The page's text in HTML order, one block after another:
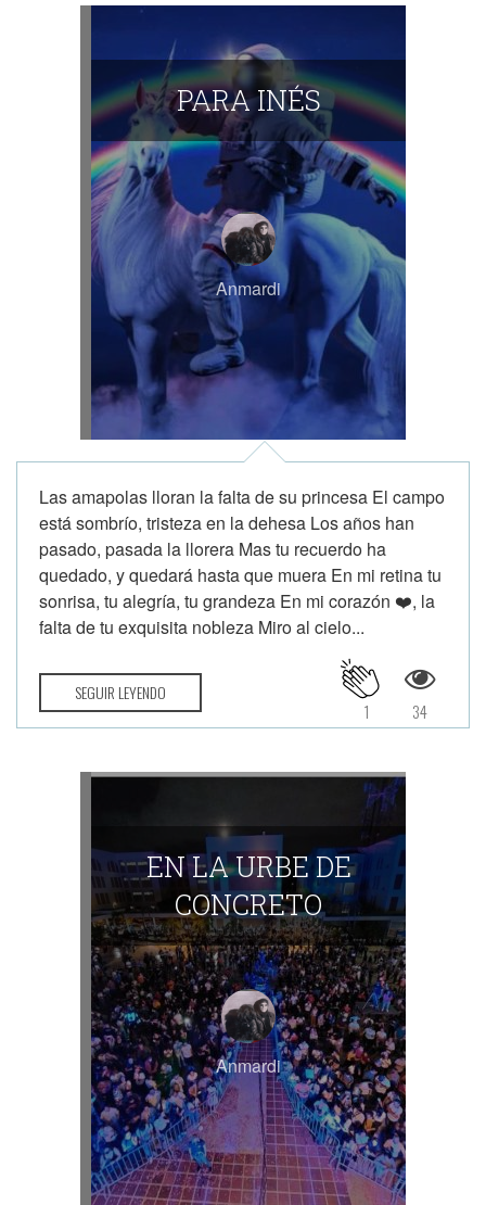
PARA INÉS
Anmardi
Las amapolas lloran la falta de su princesa El campo
está sombrío, tristeza en la dehesa Los años han
pasado, pasada la llorera Mas tu recuerdo ha
quedado, y quedará hasta que muera En mi retina tu
sonrisa, tu alegría, tu grandeza En mi corazón ❤️, la
falta de tu exquisita nobleza Miro al cielo...
SEGUIR LEYENDO
34
1
EN LA URBE DE
CONCRETO
Anmardi